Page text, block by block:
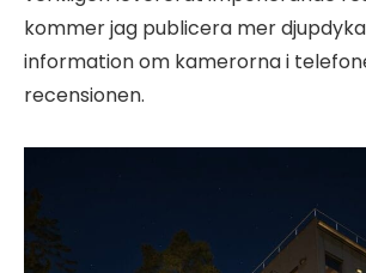
kommer jag publicera mer
information om kamerorna i
recensionen.